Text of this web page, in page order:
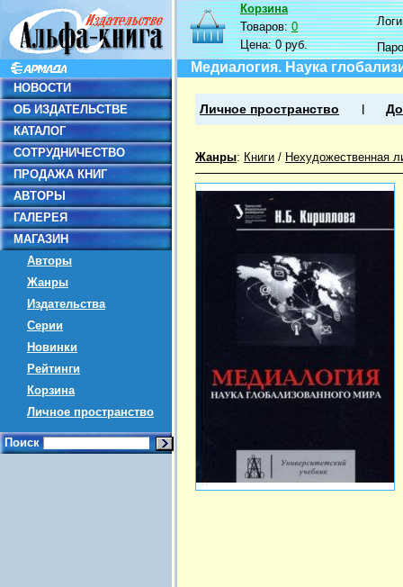
НОВОСТИ
ОБ ИЗДАТЕЛЬСТВЕ
КАТАЛОГ
СОТРУДНИЧЕСТВО
ПРОДАЖА КНИГ
АВТОРЫ
ГАЛЕРЕЯ
МАГАЗИН
Авторы
Жанры
Издательства
Серии
Новинки
Рейтинги
Корзина
Личное пространство
Поиск
Корзина
Товаров:0
Цена:0 руб.
Медиалогия. Наука
Личное пространство
Жанры: Книги / Нехудожественная